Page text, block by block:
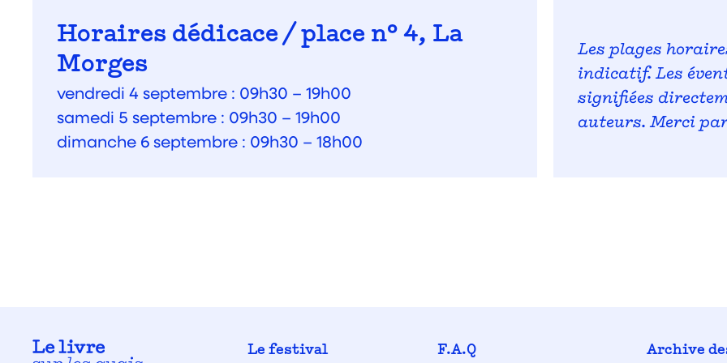
Horaires dédicace / place n° 4, La
Morges
vendredi 4 septembre : 09h30 – 19h00
samedi 5 septembre : 09h30 – 19h00
dimanche 6 septembre : 09h30 – 18h00
Les plages
indicatif. Les
signifiées
auteurs. Merci
Le festival F.A.Q Archive